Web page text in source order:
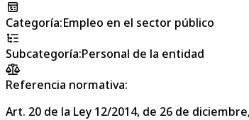
Categoría:Empleo en el sector público
Subcategoría:Personal de la entidad
Referencia normativa:
Art. 20 de la Ley 12/2014, de 26 de